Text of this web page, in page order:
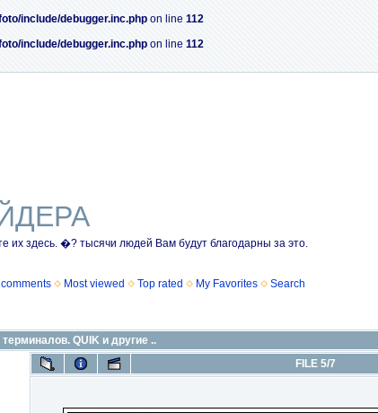
include/debugger.inc.php on line 112
include/debugger.inc.php on line 112
их здесь. �? тысячи людей Вам будут благодарны за это.
comments Most viewed Top rated My Favorites Search
QUIK и другие ..
FILE 5/7